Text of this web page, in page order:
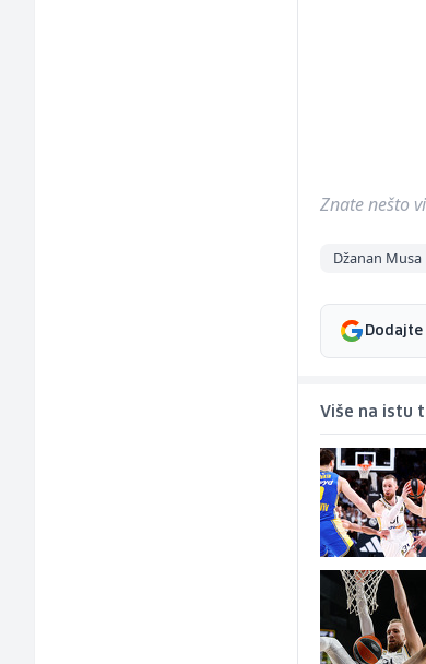
Znate nešto
Džanan Musa
Više na istu